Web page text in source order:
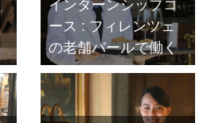
ース : フィレンツェ
の老舗バールで働く